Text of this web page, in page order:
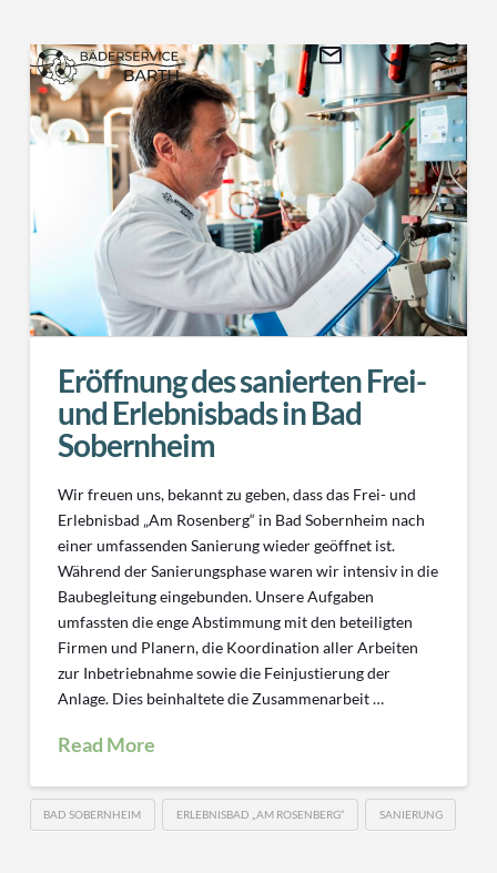
Eröffnung des sanierten Frei-
und Erlebnisbads in Bad
Sobernheim
Wir freuen uns, bekannt zu geben, dass das Frei- und
Erlebnisbad „Am Rosenberg“ in Bad Sobernheim nach
einer umfassenden Sanierung wieder geöffnet ist.
Während der Sanierungsphase waren wir intensiv in die
Baubegleitung eingebunden. Unsere Aufgaben
umfassten die enge Abstimmung mit den beteiligten
Firmen und Planern, die Koordination aller Arbeiten
zur Inbetriebnahme sowie die Feinjustierung der
Anlage. Dies beinhaltete die Zusammenarbeit …
Read More
BAD SOBERNHEIM ERLEBNISBAD „AM ROSENBERG“ SANIERUNG